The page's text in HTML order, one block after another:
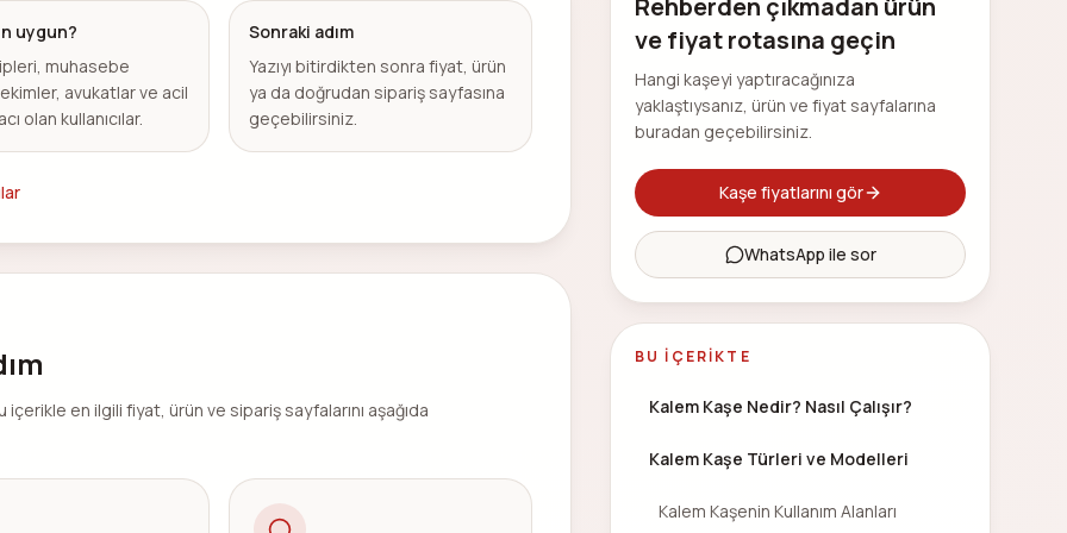
uygun?
muhasebe
avukatlar ve acil
olan kullanıcılar.
Sonraki adım
Yazıyı bitirdikten sonra fiyat, ürün
ya da doğrudan sipariş sayfasına
geçebilirsiniz.
en ilgili fiyat, ürün ve sipariş sayfalarını aşağıda
Rehberden çıkmadan ürün
ve fiyat rotasına geçin
Hangi kaşeyi yaptıracağınıza
yaklaştıysanız, ürün ve fiyat sayfalarına
buradan geçebilirsiniz.
Kaşe fiyatlarını gör
WhatsApp ile sor
BU İÇERIKTE
Kalem Kaşe Nedir? Nasıl Çalışır?
Kalem Kaşe Türleri ve Modelleri
Kalem Kaşenin Kullanım Alanları